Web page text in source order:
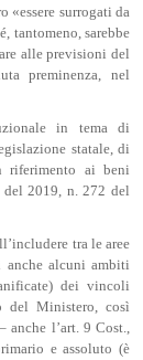
«essere surrogati da
tantomeno, sarebbe
alle previsioni del
preminenza, nel
in tema di
statale, di
riferimento ai beni
2019, n. 272 del
tra le aree
anche alcuni ambiti
dei vincoli
del Ministero, così
l’art. 9 Cost.,
e assoluto (è